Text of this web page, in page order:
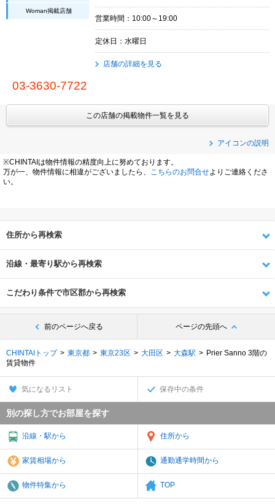
Woman掲載店舗
営業時間：10:00～19:00
定休日：水曜日
店舗の詳細を見る
03-3630-7722
この店舗の掲載物件一覧を見る
アイコンの説明
※CHINTAIは物件情報の精度向上に努めております。
万が一、物件情報に相違がございましたら、
こちらのお問合せよりご連絡くださ
い。
住所から再検索
沿線・最寄り駅から再検索
こだわり条件で市区郡から再検索
前のページへ戻る ページの先頭へ
CHINTAIトップ 東京都 東京23区 大田区 大森駅
Prier Sanno 3階の
賃貸物件
気になるリスト 保存中の条件
別の探し方でお部屋を探す
沿線・駅から 住所から
家賃相場から 通勤通学時間から
物件特集から TOP